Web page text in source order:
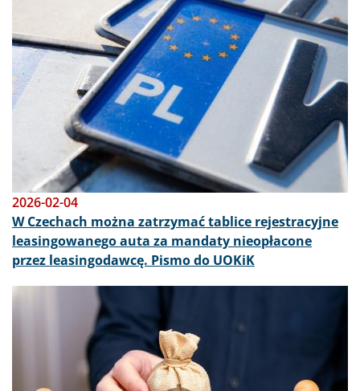
2026-02-04
W Czechach można zatrzymać tablice rejestracyjne
leasingowanego auta za mandaty nieopłacone
przez leasingodawcę. Pismo do UOKiK
Obraz